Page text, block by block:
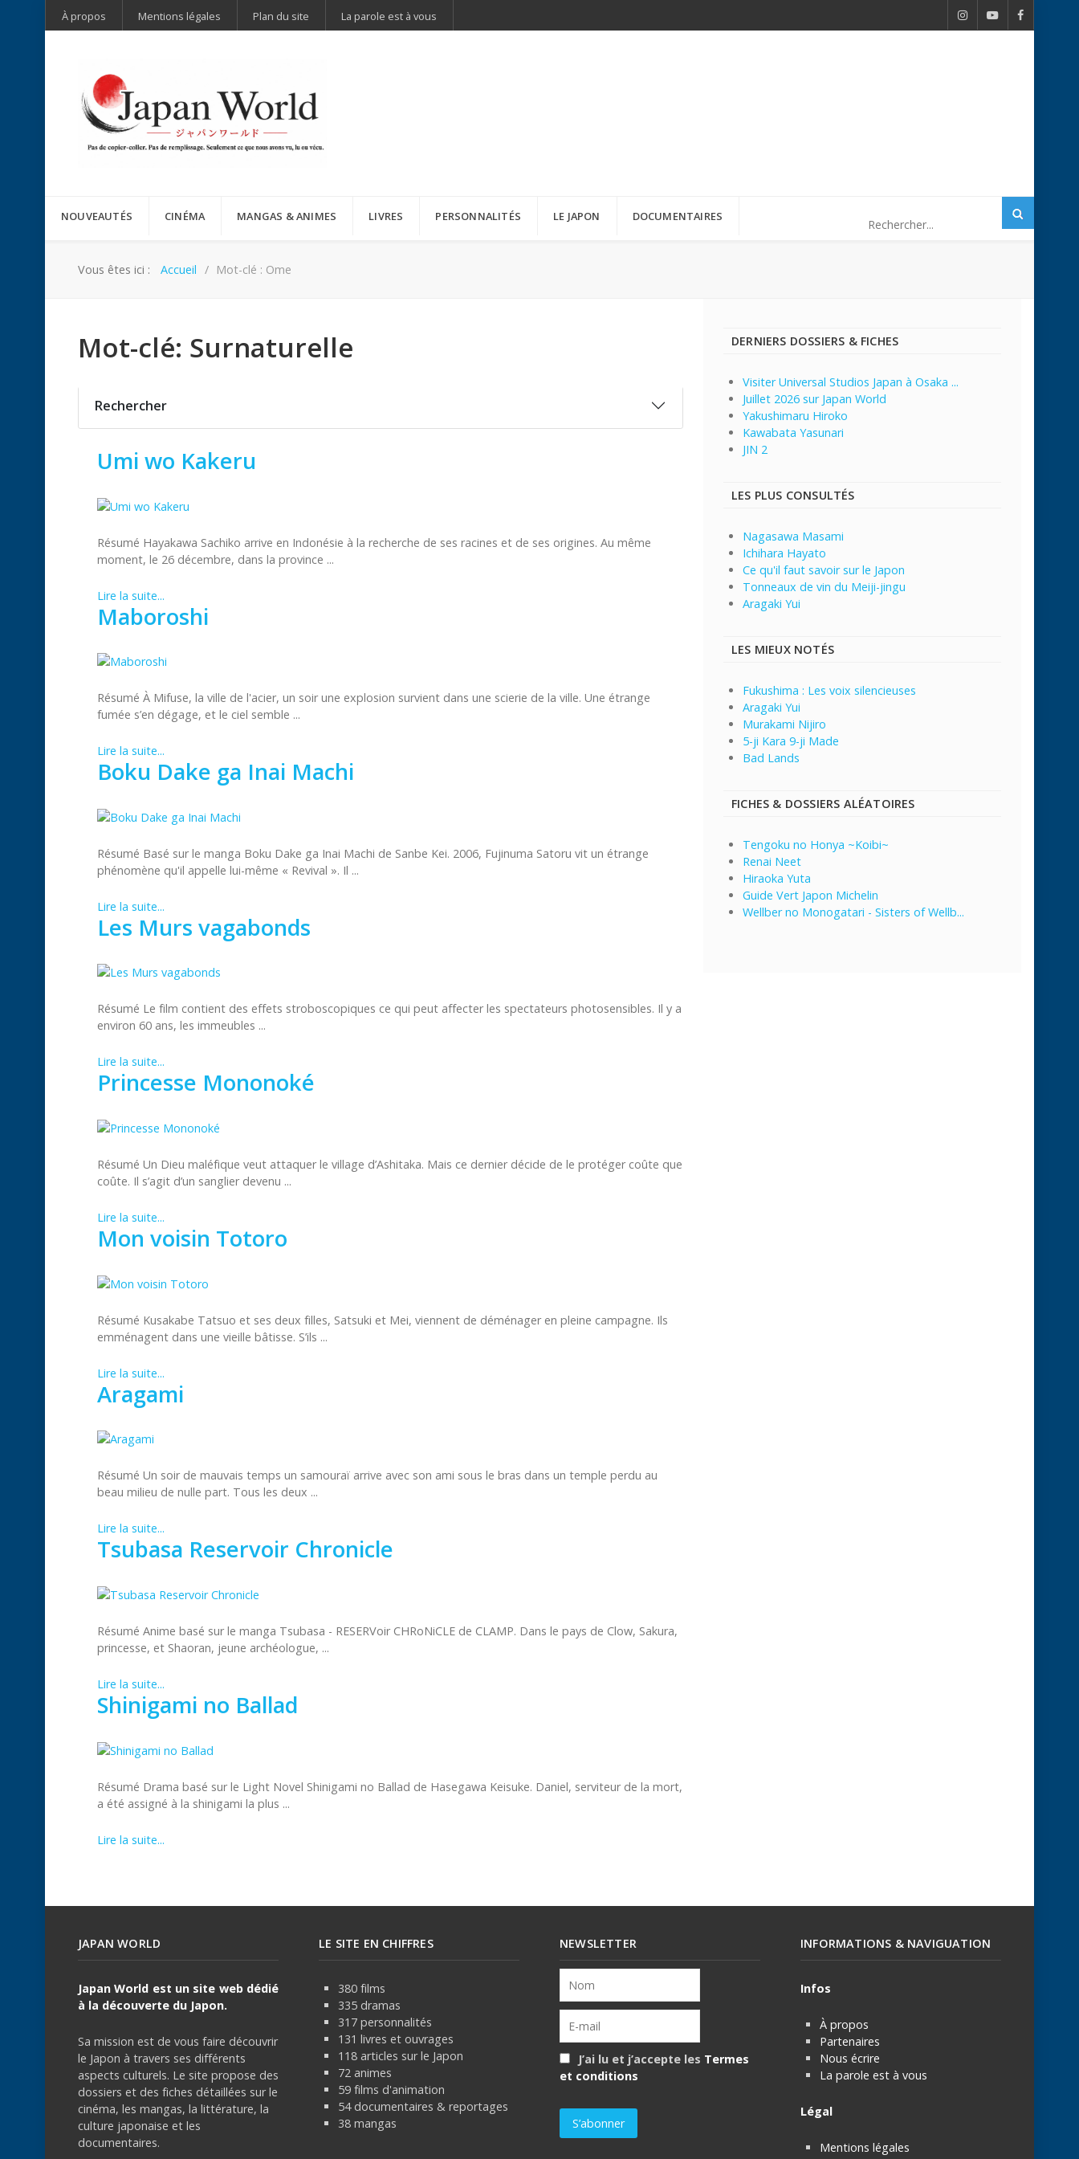
À propos Mentions légales Plan du site La parole est à vous
NOUVEAUTÉS CINÉMA MANGAS & ANIMES LIVRES PERSONNALITÉS LE JAPON DOCUMENTAIRES
Vous êtes ici : Accueil Mot-clé : Ome
Mot-clé: Surnaturelle
Rechercher
Umi wo Kakeru
Résumé Hayakawa Sachiko arrive en Indonésie à la recherche de ses racines et de ses origines. Au même
moment, le 26 décembre, dans la province ...
Lire la suite...
Maboroshi
Résumé À Mifuse, la ville de l'acier, un soir une explosion survient dans une scierie de la ville. Une étrange
fumée s’en dégage, et le ciel semble ...
Lire la suite...
Boku Dake ga Inai Machi
Résumé Basé sur le manga Boku Dake ga Inai Machi de Sanbe Kei. 2006, Fujinuma Satoru vit un étrange
phénomène qu'il appelle lui-même « Revival ». Il ...
Lire la suite...
Les Murs vagabonds
Résumé Le film contient des effets stroboscopiques ce qui peut affecter les spectateurs photosensibles. Il y a
environ 60 ans, les immeubles ...
Lire la suite...
Princesse Mononoké
Résumé Un Dieu maléfique veut attaquer le village d’Ashitaka. Mais ce dernier décide de le protéger coûte que
coûte. Il s’agit d’un sanglier devenu ...
Lire la suite...
Mon voisin Totoro
Résumé Kusakabe Tatsuo et ses deux filles, Satsuki et Mei, viennent de déménager en pleine campagne. Ils
emménagent dans une vieille bâtisse. S’ils ...
Lire la suite...
Aragami
Résumé Un soir de mauvais temps un samouraï arrive avec son ami sous le bras dans un temple perdu au
beau milieu de nulle part. Tous les deux ...
Lire la suite...
Tsubasa Reservoir Chronicle
Résumé Anime basé sur le manga Tsubasa - RESERVoir CHRoNiCLE de CLAMP. Dans le pays de Clow, Sakura,
princesse, et Shaoran, jeune archéologue, ...
Lire la suite...
Shinigami no Ballad
Résumé Drama basé sur le Light Novel Shinigami no Ballad de Hasegawa Keisuke. Daniel, serviteur de la mort,
a été assigné à la shinigami la plus ...
Lire la suite...
DERNIERS DOSSIERS & FICHES
Visiter Universal Studios Japan à Osaka ...
Juillet 2026 sur Japan World
Yakushimaru Hiroko
Kawabata Yasunari
JIN 2
LES PLUS CONSULTÉS
Nagasawa Masami
Ichihara Hayato
Ce qu'il faut savoir sur le Japon
Tonneaux de vin du Meiji-jingu
Aragaki Yui
LES MIEUX NOTÉS
Fukushima : Les voix silencieuses
Aragaki Yui
Murakami Nijiro
5-ji Kara 9-ji Made
Bad Lands
FICHES & DOSSIERS ALÉATOIRES
Tengoku no Honya ~Koibi~
Renai Neet
Hiraoka Yuta
Guide Vert Japon Michelin
Wellber no Monogatari - Sisters of Wellb...
JAPAN WORLD
Japan World est un site web dédié
à la découverte du Japon.
Sa mission est de vous faire découvrir
le Japon à travers ses différents
aspects culturels. Le site propose des
dossiers et des fiches détaillées sur le
cinéma, les mangas, la littérature, la
culture japonaise et les
documentaires.
LE SITE EN CHIFFRES
380 films
335 dramas
317 personnalités
131 livres et ouvrages
118 articles sur le Japon
72 animes
59 films d'animation
54 documentaires & reportages
38 mangas
NEWSLETTER
J’ai lu et j’accepte les Termes
et conditions
INFORMATIONS & NAVIGUATION
Infos
À propos
Partenaires
Nous écrire
La parole est à vous
Légal
Mentions légales